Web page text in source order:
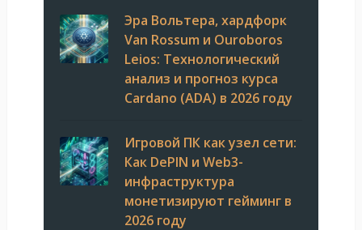
Эра Вольтера, хардфорк
Van Rossum и Ouroboros
Leios: Технологический
анализ и прогноз курса
Cardano (ADA) в 2026 году
Игровой ПК как узел сети:
Как DePIN и Web3-
инфраструктура
монетизируют гейминг в
2026 году